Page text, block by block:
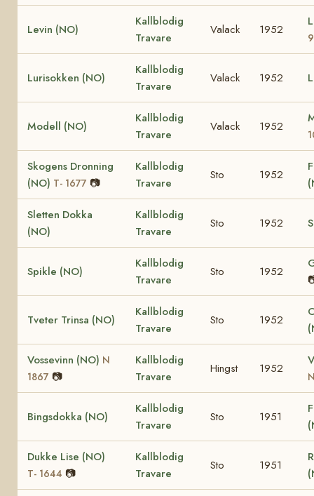
Levin (NO)
Kallblodig
Travare
Valack 1952
Lurisokken (NO)
Kallblodig
Travare
Valack 1952
Modell (NO)
Kallblodig
Travare
Valack 1952
Skogens Dronning
(NO) T- 1677 📷
Kallblodig
Travare
Sto 1952
Sletten Dokka
(NO)
Kallblodig
Travare
Sto 1952
Spikle (NO)
Kallblodig
Travare
Sto 1952
Tveter Trinsa (NO)
Kallblodig
Travare
Sto 1952
Vossevinn (NO) N
1867 📷
Kallblodig
Travare
Hingst 1952
Bingsdokka (NO)
Kallblodig
Travare
Sto 1951
Dukke Lise (NO)
T- 1644 📷
Kallblodig
Travare
Sto 1951